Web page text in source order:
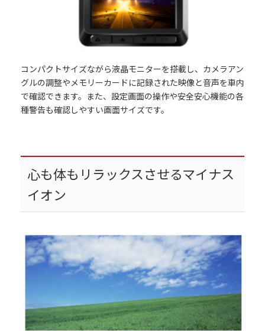
コンパクトサイズながら液晶モニターを搭載し、カメラアン
グルの調整やメモリーカードに記録された映像と音声を車内
で確認できます。また、設定画面の操作や安全安心機能の各
種警告も確認しやすい画面サイズです。
心も体もリラックスさせるマイナス
イオン